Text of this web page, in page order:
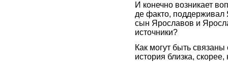
И конечно возникает
де факто,
сын Ярославов и
источники?
Как могут быть
история близка,